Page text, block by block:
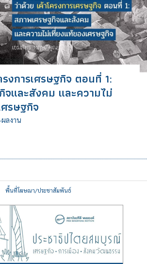
รงการเศรษฐกิจ ตอนที่ 1:
จและสังคม และความไม่
รษฐกิจ
ลงาน
พื้นที่โฆษณา/ประชาสัมพันธ์